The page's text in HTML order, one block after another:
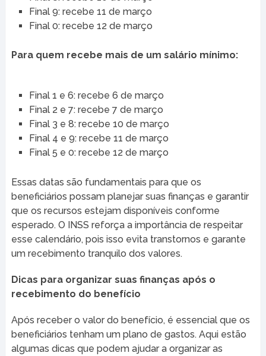
Final 9: recebe 11 de março
Final 0: recebe 12 de março
Para quem recebe mais de um salário mínimo:
Final 1 e 6: recebe 6 de março
Final 2 e 7: recebe 7 de março
Final 3 e 8: recebe 10 de março
Final 4 e 9: recebe 11 de março
Final 5 e 0: recebe 12 de março
Essas datas são fundamentais para que os
beneficiários possam planejar suas finanças e garantir
que os recursos estejam disponíveis conforme
esperado. O INSS reforça a importância de respeitar
esse calendário, pois isso evita transtornos e garante
um recebimento tranquilo dos valores.
Dicas para organizar suas finanças após o
recebimento do benefício
Após receber o valor do benefício, é essencial que os
beneficiários tenham um plano de gastos. Aqui estão
algumas dicas que podem ajudar a organizar as